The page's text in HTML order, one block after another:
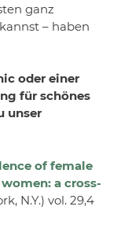
ganz
– haben
oder einer
für schönes
unser
of female
a cross-
N.Y.) vol. 29,4